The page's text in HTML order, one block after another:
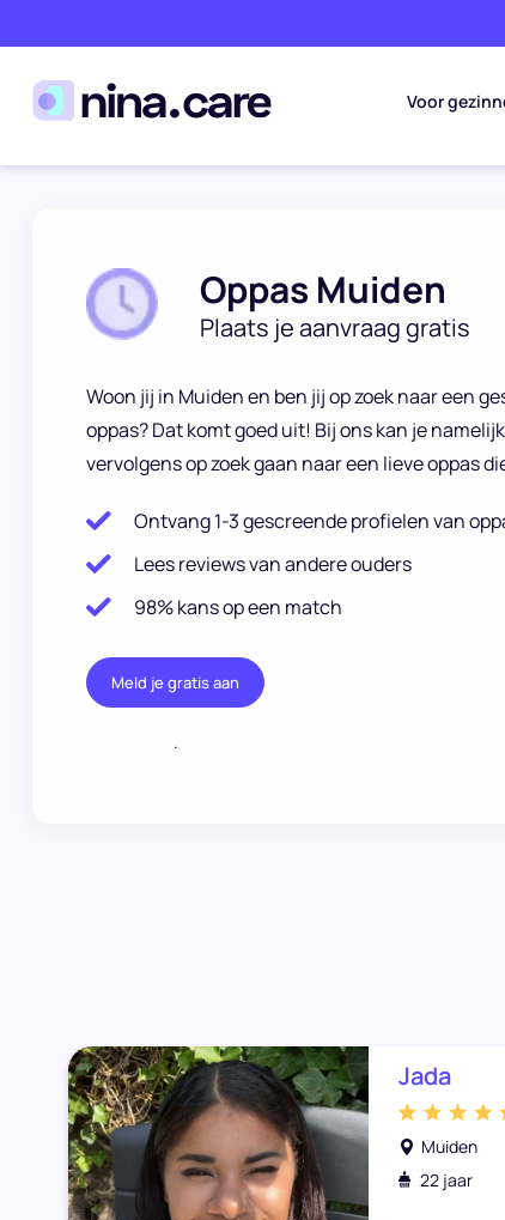
Voor
Oppas Muiden
Plaats je aanvraag gratis
Woon jij in Muiden en ben jij op zoek naar een
oppas? Dat komt goed uit! Bij ons kan je namelijk
vervolgens op zoek gaan naar een lieve oppas
Ontvang 1-3 gescreende profielen van
Lees reviews van andere ouders
98% kans op een match
Meld je gratis aan
.
Jada
Muiden
22 jaar